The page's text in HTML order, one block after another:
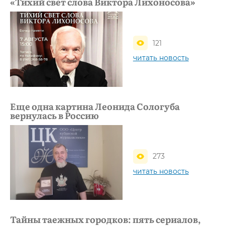
121
читать новость
Еще одна картина Леонида Сологуба
вернулась в Россию
273
читать новость
Тайны таежных городков: пять сериалов,